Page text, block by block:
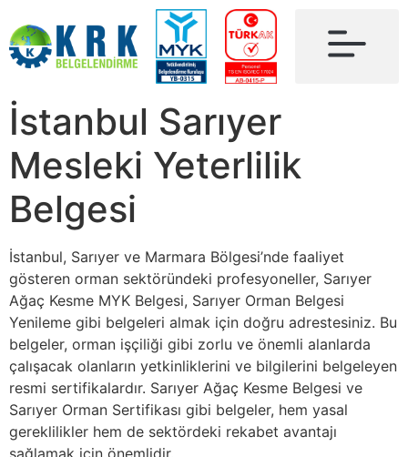
İstanbul Sarıyer
Mesleki Yeterlilik
Belgesi
İstanbul, Sarıyer ve Marmara Bölgesi’nde faaliyet
gösteren orman sektöründeki profesyoneller, Sarıyer
Ağaç Kesme MYK Belgesi, Sarıyer Orman Belgesi
Yenileme gibi belgeleri almak için doğru adrestesiniz. Bu
belgeler, orman işçiliği gibi zorlu ve önemli alanlarda
çalışacak olanların yetkinliklerini ve bilgilerini belgeleyen
resmi sertifikalardır. Sarıyer Ağaç Kesme Belgesi ve
Sarıyer Orman Sertifikası gibi belgeler, hem yasal
gereklilikler hem de sektördeki rekabet avantajı
sağlamak için önemlidir.